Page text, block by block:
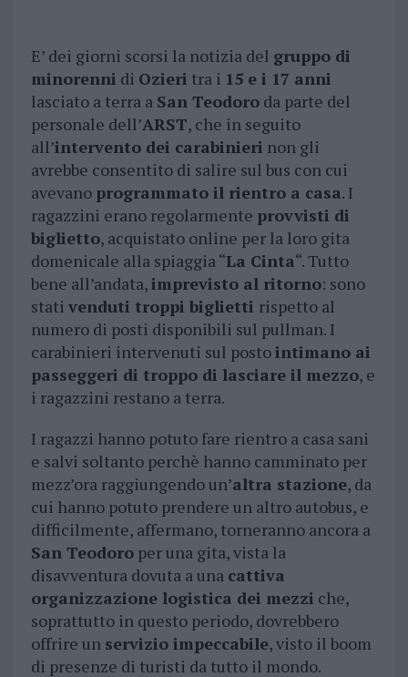
E’ dei giorni scorsi la notizia del gruppo di
minorenni di Ozieri tra i 15 e i 17 anni
lasciato a terra a San Teodoroda parte del
personale dell’ARST, che in seguito
all’intervento dei carabinieri non gli
avrebbe consentito di salire sul bus con cui
avevano programmato il rientro a casa. I
ragazzini erano regolarmente provvisti di
biglietto, acquistato online per la loro gita
domenicale alla spiaggia “La Cinta“. Tutto
bene all’andata,imprevisto al ritorno: sono
stati venduti troppi biglietti rispetto al
numero di posti disponibili sul pullman. I
carabinieri intervenuti sul postointimano ai
passeggeri di troppo di lasciare il mezzo, e
i ragazzini restano a terra.
I ragazzi hanno potuto fare rientro a casa sani
e salvi soltanto perchè hanno camminato per
mezz’ora raggiungendo un’altra stazione, da
cui hanno potuto prendere un altro autobus, e
difficilmente, affermano, torneranno ancora a
San Teodoroper una gita, vista la
disavventura dovuta a una cattiva
organizzazione logistica dei mezzi che,
soprattutto in questo periodo, dovrebbero
offrire un servizio impeccabile, visto il boom
di presenze di turisti da tutto il mondo.